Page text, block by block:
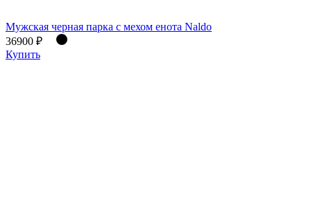
Мужская черная парка с мехом енота Naldo
36900 ₽
Купить